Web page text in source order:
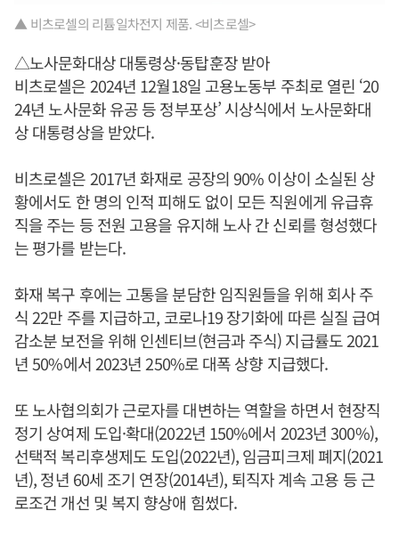
▲ 비츠로셀의 리튬일차전지 제품. <비츠로셀>
△노사문화대상 대통령상·동탑훈장 받아
비츠로셀은 2024년 12월18일 고용노동부 주최로 열린 ‘20
24년 노사문화 유공 등 정부포상’ 시상식에서 노사문화대
상 대통령상을 받았다.
비츠로셀은 2017년 화재로 공장의 90% 이상이 소실된 상
황에서도 한 명의 인적 피해도 없이 모든 직원에게 유급휴
직을 주는 등 전원 고용을 유지해 노사 간 신뢰를 형성했다
는 평가를 받는다.
화재 복구 후에는 고통을 분담한 임직원들을 위해 회사 주
식 22만 주를 지급하고, 코로나19 장기화에 따른 실질 급여
감소분 보전을 위해 인센티브(현금과 주식) 지급률도 2021
년 50%에서 2023년 250%로 대폭 상향 지급했다.
또 노사협의회가 근로자를 대변하는 역할을 하면서 현장직
정기 상여제 도입·확대(2022년 150%에서 2023년 300%),
선택적 복리후생제도 도입(2022년), 임금피크제 폐지(2021
년), 정년 60세 조기 연장(2014년), 퇴직자 계속 고용 등 근
로조건 개선 및 복지 향상애 힘썼다.